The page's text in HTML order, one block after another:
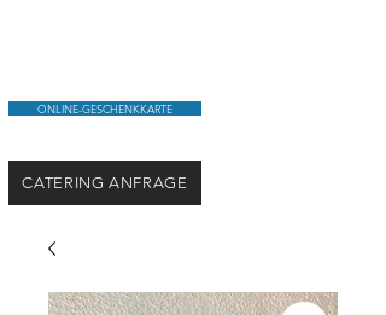
ONLINE-GESCHENKKARTE
CATERING ANFRAGE